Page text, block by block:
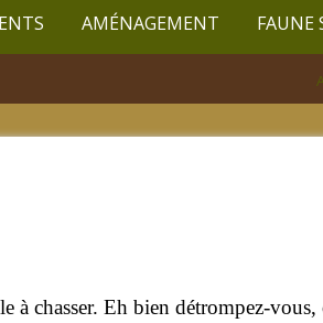
AMÉNAGEMENT FAUNE
à chasser. Eh bien détrompez-